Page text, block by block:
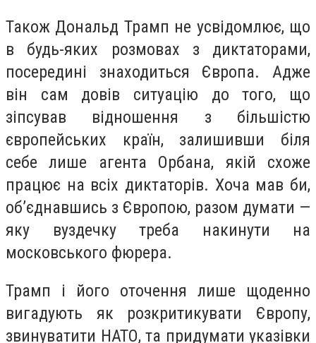
Також Дональд Трамп не усвідомлює, що
в будь-яких розмовах з диктаторами,
посередині знаходиться Європа. Адже
він сам довів ситуацію до того, що
зіпсував відношення з більшістю
європейських країн, залишивши біля
себе лише агента Орбана, якій схоже
працює на всіх диктаторів. Хоча мав би,
об’єднавшись з Європою, разом думати —
яку вуздечку треба накинути на
московського фюрера.
Трамп і його оточення лише щоденно
вигадують як розкритикувати Європу,
звинуватити НАТО, та придумати указівки